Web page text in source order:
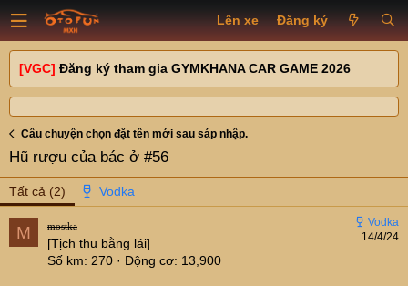
Lên xe Đăng ký
[VGC] Đăng ký tham gia GYMKHANA CAR GAME 2026
Câu chuyện chọn đặt tên mới sau sáp nhập.
Hũ rượu của bác ở #56
Tất cả (2)
M 14/4/24
mostka
[Tịch thu bằng lái]
Số km 270 Động cơ 13,900